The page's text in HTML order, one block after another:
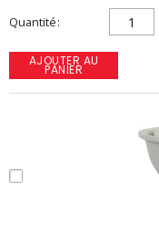
Quantité
AJOUTER AU
PANIER